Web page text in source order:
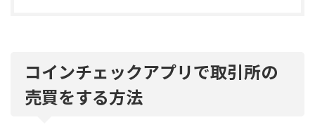
コインチェックアプリで取引所の
売買をする方法